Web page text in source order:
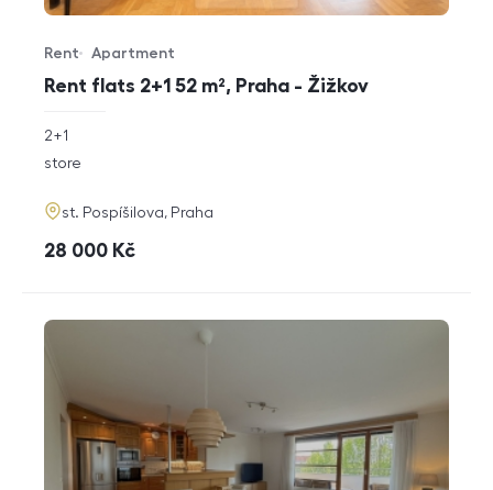
Rent flats 2+1 52 m², Praha - Žižkov
Offer type
Rent
Property type
Apartment
rozměry
2+1
funkce
store
adresa
st. Pospíšilova, Praha
cena
28 000 Kč